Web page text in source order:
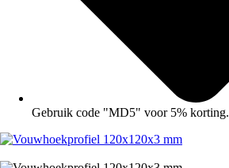
Gebruik code "MD5" voor 5% korting.